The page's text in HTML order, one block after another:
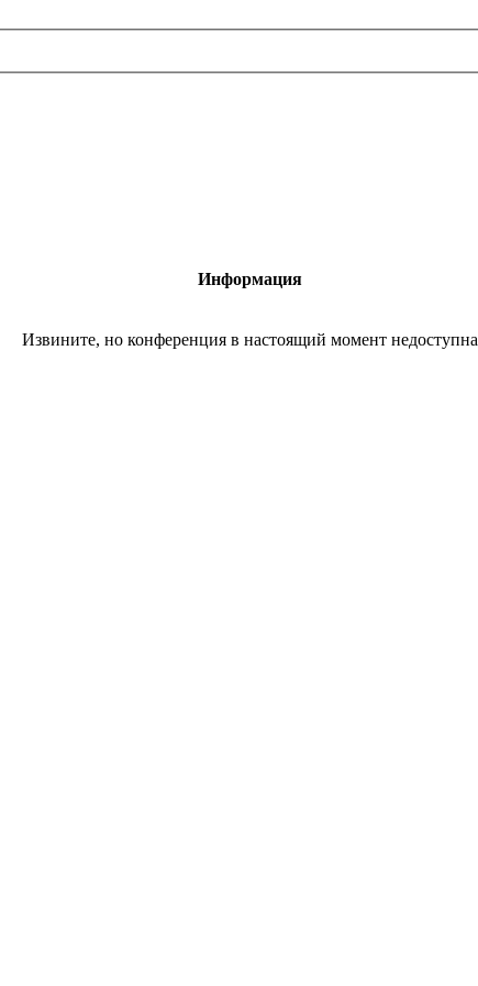
Информация
Извините, но конференция в настоящий момент недоступна